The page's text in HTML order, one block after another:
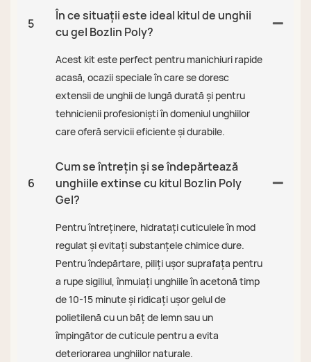
5
În ce situații este ideal kitul de unghii
cu gel Bozlin Poly?
Acest kit este perfect pentru manichiuri rapide
acasă, ocazii speciale în care se doresc
extensii de unghii de lungă durată și pentru
tehnicienii profesioniști în domeniul unghiilor
care oferă servicii eficiente și durabile.
6
Cum se întrețin și se îndepărtează
unghiile extinse cu kitul Bozlin Poly
Gel?
Pentru întreținere, hidratați cuticulele în mod
regulat și evitați substanțele chimice dure.
Pentru îndepărtare, piliți ușor suprafața pentru
a rupe sigiliul, înmuiați unghiile în acetonă timp
de 10-15 minute și ridicați ușor gelul de
polietilenă cu un băț de lemn sau un
împingător de cuticule pentru a evita
deteriorarea unghiilor naturale.